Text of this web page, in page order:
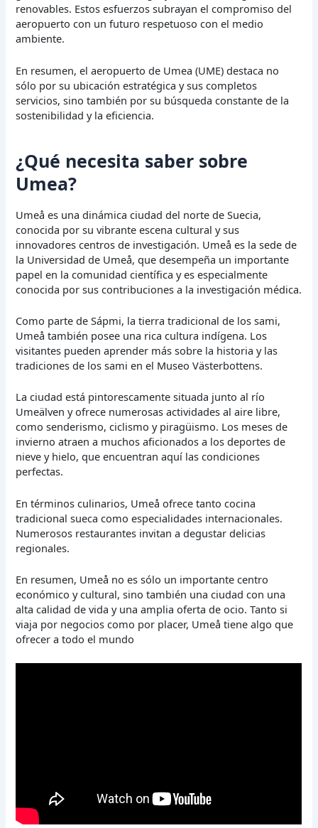
renovables. Estos esfuerzos subrayan el compromiso del
aeropuerto con un futuro respetuoso con el medio
ambiente.
En resumen, el aeropuerto de Umea (UME) destaca no
sólo por su ubicación estratégica y sus completos
servicios, sino también por su búsqueda constante de la
sostenibilidad y la eficiencia.
¿Qué necesita saber sobre
Umea?
Umeå es una dinámica ciudad del norte de Suecia,
conocida por su vibrante escena cultural y sus
innovadores centros de investigación. Umeå es la sede de
la Universidad de Umeå, que desempeña un importante
papel en la comunidad científica y es especialmente
conocida por sus contribuciones a la investigación médica.
Como parte de Sápmi, la tierra tradicional de los sami,
Umeå también posee una rica cultura indígena. Los
visitantes pueden aprender más sobre la historia y las
tradiciones de los sami en el Museo Västerbottens.
La ciudad está pintorescamente situada junto al río
Umeälven y ofrece numerosas actividades al aire libre,
como senderismo, ciclismo y piragüismo. Los meses de
invierno atraen a muchos aficionados a los deportes de
nieve y hielo, que encuentran aquí las condiciones
perfectas.
En términos culinarios, Umeå ofrece tanto cocina
tradicional sueca como especialidades internacionales.
Numerosos restaurantes invitan a degustar delicias
regionales.
En resumen, Umeå no es sólo un importante centro
económico y cultural, sino también una ciudad con una
alta calidad de vida y una amplia oferta de ocio. Tanto si
viaja por negocios como por placer, Umeå tiene algo que
ofrecer a todo el mundo